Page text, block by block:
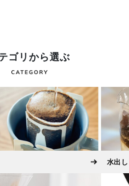
ゴリから選ぶ
水出